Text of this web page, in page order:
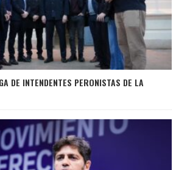
DE INTENDENTES PERONISTAS DE LA